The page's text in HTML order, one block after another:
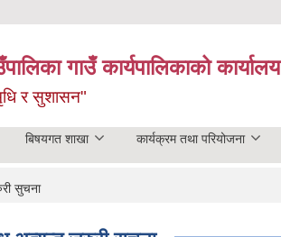
गाउँ कार्यपालिकाको कार्यालय
र सुशासन"
बिषयगत शाखा कार्यक्रम तथा परियोजना
सुचना